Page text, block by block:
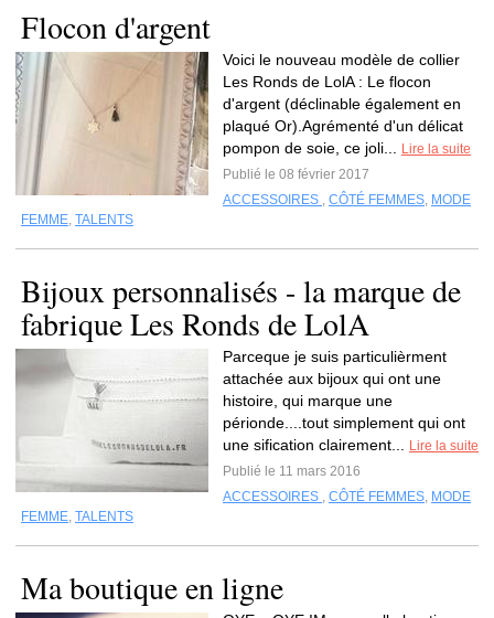
Flocon d'argent
Voici le nouveau modèle de collier
Les Ronds de LolA : Le flocon
d'argent (déclinable également en
plaqué Or).Agrémenté d'un délicat
pompon de soie, ce joli...
Lire la suite
Publié le 08 février 2017
ACCESSOIRES , CÔTÉ FEMMES, MODE
FEMME, TALENTS
Bijoux personnalisés - la marque de
fabrique Les Ronds de LolA
Parceque je suis particulièrment
attachée aux bijoux qui ont une
histoire, qui marque une
périonde....tout simplement qui ont
une sification clairement...
Lire la suite
Publié le 11 mars 2016
ACCESSOIRES , CÔTÉ FEMMES, MODE
FEMME, TALENTS
Ma boutique en ligne